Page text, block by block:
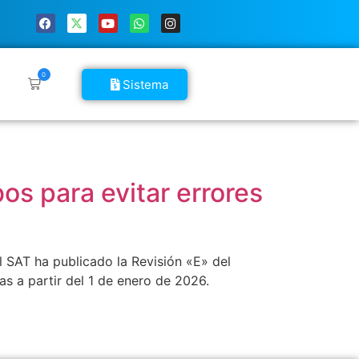
0
Sistema
para evitar errores
ha publicado la Revisión «E» del
a partir del 1 de enero de 2026.